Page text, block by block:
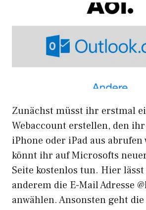
Zunächst müsst ihr erstmal
Webaccount erstellen, den
iPhone oder iPad aus abrufen
könnt ihr auf Microsofts
Seite kostenlos tun. Hier
anderem die E-Mail Adresse
anwählen. Ansonsten geht